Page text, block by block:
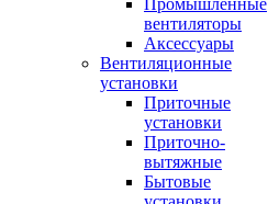
Промышленные
вентиляторы
Аксессуары
Вентиляционные
установки
Приточные
установки
Приточно-
вытяжные
Бытовые